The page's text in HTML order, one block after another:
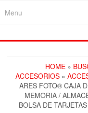
Menu
HOME »
ACCESORIOS »
ARES FOTO® CAJA
MEMORIA /
BOLSA DE